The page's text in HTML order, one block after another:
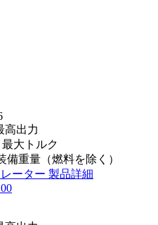
高出力
最大トルク
備重量（燃料を除く）
ーター 製品詳細